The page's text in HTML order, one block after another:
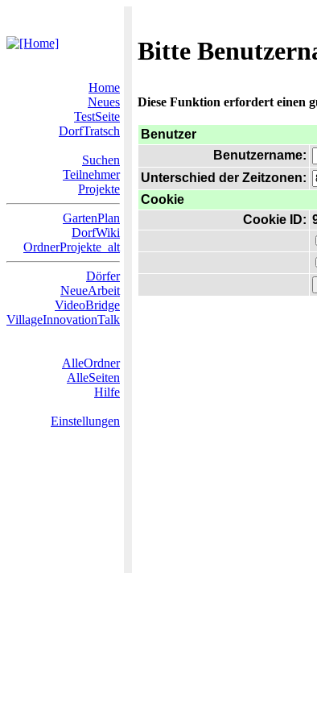
Bitte
Home
Neues
TestSeite
DorfTratsch
Suchen
Teilnehmer
Projekte
GartenPlan
DorfWiki
OrdnerProjekte_alt
Dörfer
NeueArbeit
VideoBridge
VillageInnovationTalk
AlleOrdner
AlleSeiten
Hilfe
Einstellungen
Diese Funktion erfordert einen
Benutzer
Benutzername:
Unterschied der Zeitzonen:
Cookie
Cookie ID: